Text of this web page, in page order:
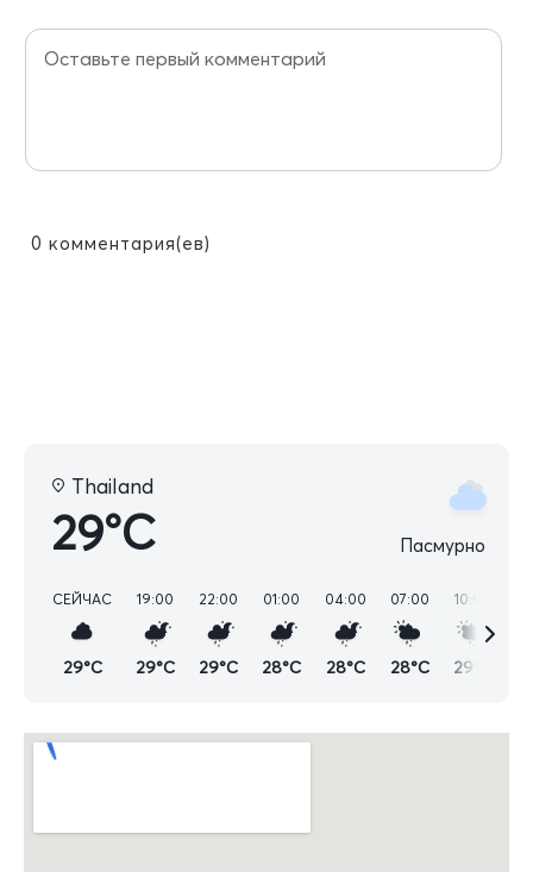
0 комментария(ев)
Thailand
29°C Пасмурно
СЕЙЧАС
29°C
19:00
29°C
22:00
29°C
01:00
28°C
04:00
28°C
07:00
28°C
10:00
29°C